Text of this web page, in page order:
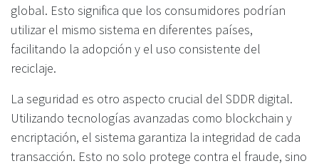
global. Esto significa que los consumidores podrían
utilizar el mismo sistema en diferentes países,
facilitando la adopción y el uso consistente del
reciclaje.
La seguridad es otro aspecto crucial del SDDR digital.
Utilizando tecnologías avanzadas como blockchain y
encriptación, el sistema garantiza la integridad de cada
transacción. Esto no solo protege contra el fraude, sino